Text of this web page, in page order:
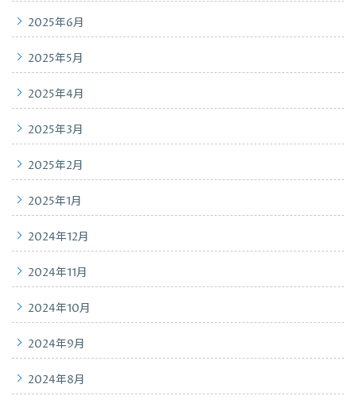
2025年6月
2025年5月
2025年4月
2025年3月
2025年2月
2025年1月
2024年12月
2024年11月
2024年10月
2024年9月
2024年8月